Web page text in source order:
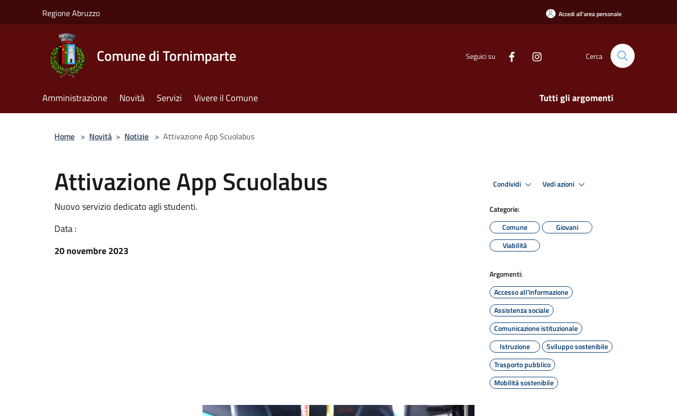
Regione Abruzzo Accedi all'area personale
Comune di Tornimparte Seguici su Cerca
Amministrazione Novità Servizi Vivere il Comune Tutti gli argomenti
Home > Novità > Notizie > Attivazione App Scuolabus
Attivazione App Scuolabus
Nuovo servizio dedicato agli studenti.
Data :
20 novembre 2023
Condividi Vedi azioni
Categorie:
Comune
Giovani
Viabilità
Argomenti:
Accesso all'informazione
Assistenza sociale
Comunicazione istituzionale
Istruzione
Sviluppo sostenibile
Trasporto pubblico
Mobilità sostenibile